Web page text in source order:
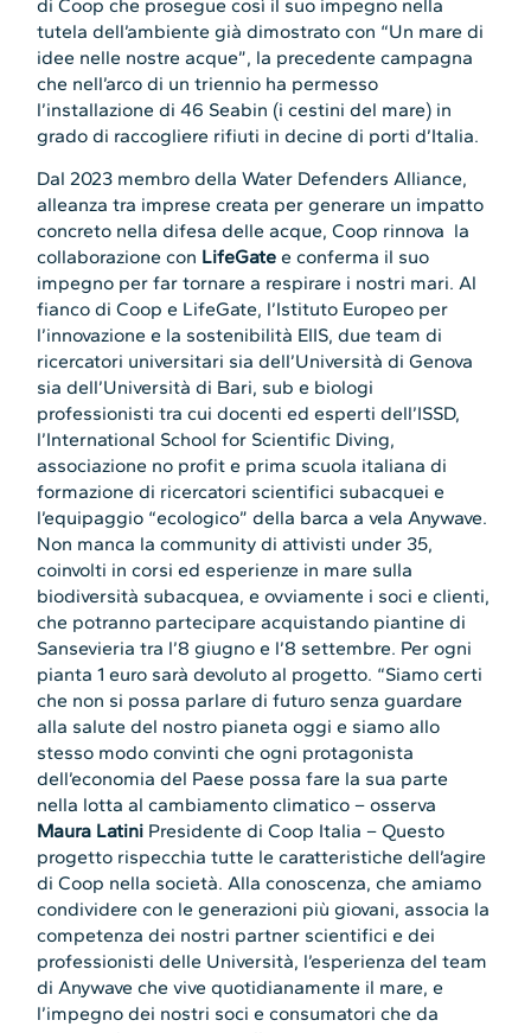
di Coop che prosegue così il suo impegno nella
tutela dell’ambiente già dimostrato con “Un mare di
idee nelle nostre acque”, la precedente campagna
che nell’arco di un triennio ha permesso
l’installazione di 46 Seabin (i cestini del mare) in
grado di raccogliere rifiuti in decine di porti d’Italia.
Dal 2023 membro della Water Defenders Alliance,
alleanza tra imprese creata per generare un impatto
concreto nella difesa delle acque, Coop rinnova la
collaborazione con LifeGate e conferma il suo
impegno per far tornare a respirare i nostri mari. Al
fianco di Coop e LifeGate, l’Istituto Europeo per
l’innovazione e la sostenibilità EIIS, due team di
ricercatori universitari sia dell’Università di Genova
sia dell’Università di Bari, sub e biologi
professionisti tra cui docenti ed esperti dell’ISSD,
l’International School for Scientific Diving,
associazione no profit e prima scuola italiana di
formazione di ricercatori scientifici subacquei e
l’equipaggio “ecologico” della barca a vela Anywave.
Non manca la community di attivisti under 35,
coinvolti in corsi ed esperienze in mare sulla
biodiversità subacquea, e ovviamente i soci e clienti,
che potranno partecipare acquistando piantine di
Sansevieria tra l’8 giugno e l’8 settembre. Per ogni
pianta 1 euro sarà devoluto al progetto. “Siamo certi
che non si possa parlare di futuro senza guardare
alla salute del nostro pianeta oggi e siamo allo
stesso modo convinti che ogni protagonista
dell’economia del Paese possa fare la sua parte
nella lotta al cambiamento climatico – osserva
Maura Latini Presidente di Coop Italia – Questo
progetto rispecchia tutte le caratteristiche dell’agire
di Coop nella società. Alla conoscenza, che amiamo
condividere con le generazioni più giovani, associa la
competenza dei nostri partner scientifici e dei
professionisti delle Università, l’esperienza del team
di Anywave che vive quotidianamente il mare, e
l’impegno dei nostri soci e consumatori che da